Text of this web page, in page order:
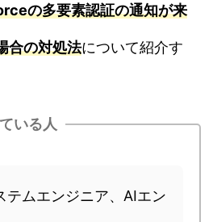
の多要素認証の通知が来
合の対処法について紹介す
いる人
テムエンジニア、AIエン